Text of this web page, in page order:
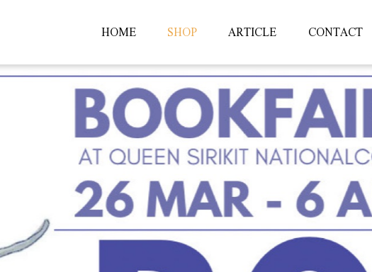
HOME SHOP ARTICLE CONTACT